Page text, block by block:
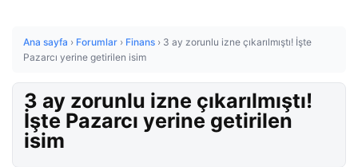
Ana sayfa › Forumlar › Finans › 3 ay zorunlu izne çıkarılmıştı! İşte
Pazarcı yerine getirilen isim
3 ay zorunlu izne çıkarılmıştı!
İşte Pazarcı yerine getirilen
isim